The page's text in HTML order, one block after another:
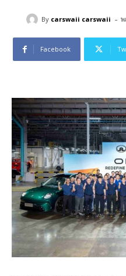
By carswaii carswaii - พ
Facebook